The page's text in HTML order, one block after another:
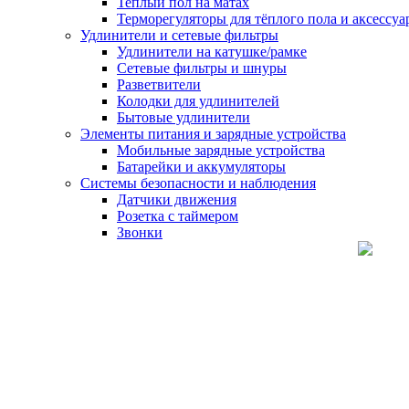
Терморегуляторы для тёплого пола и
Удлинители и сетевые фильтры
Удлинители на катушке/рамке
Сетевые фильтры и шнуры
Разветвители
Колодки для удлинителей
Бытовые удлинители
Элементы питания и зарядные устройства
Мобильные зарядные устройства
Батарейки и аккумуляторы
Системы безопасности и наблюдения
Датчики движения
Розетка с таймером
Звонки